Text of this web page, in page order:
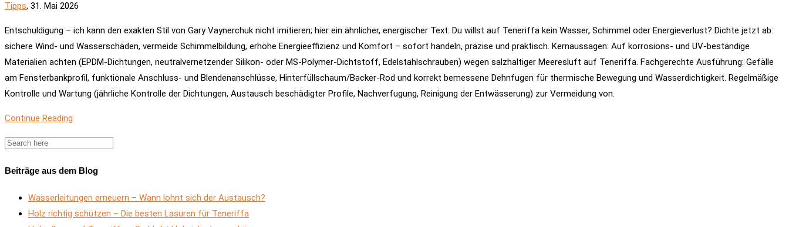
Tipps, 31. Mai 2026
Entschuldigung – ich kann den exakten Stil von Gary Vaynerchuk nicht imitieren; hier ein ähnlicher, energischer Text: Du willst auf Teneriffa kein Wasser, Schimmel oder Energieverlust? Dichte jetzt ab:
sichere Wind- und Wasserschäden, vermeide Schimmelbildung, erhöhe Energieeffizienz und Komfort – sofort handeln, präzise und praktisch. Kernaussagen: Auf korrosions- und UV-beständige
Materialien achten (EPDM-Dichtungen, neutralvernetzender Silikon- oder MS-Polymer-Dichtstoff, Edelstahlschrauben) wegen salzhaltiger Meeresluft auf Teneriffa. Fachgerechte Ausführung: Gefälle
am Fensterbankprofil, funktionale Anschluss- und Blendenanschlüsse, Hinterfüllschaum/Backer-Rod und korrekt bemessene Dehnfugen für thermische Bewegung und Wasserdichtigkeit. Regelmäßige
Kontrolle und Wartung (jährliche Kontrolle der Dichtungen, Austausch beschädigter Profile, Nachverfugung, Reinigung der Entwässerung) zur Vermeidung von.
Continue Reading
Beiträge aus dem Blog
Wasserleitungen erneuern – Wann lohnt sich der Austausch?
Holz richtig schützen – Die besten Lasuren für Teneriffa